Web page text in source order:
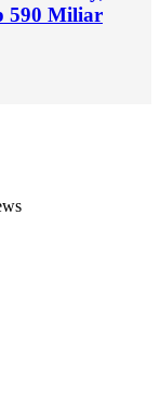
590 Miliar